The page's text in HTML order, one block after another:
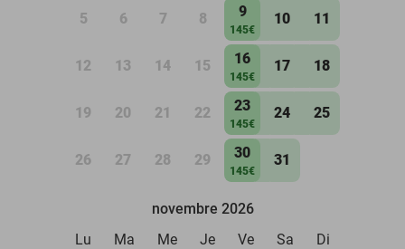
5 6 7 8 9
145€
10 11
12 13 14 15 16
145€
17 18
19 20 21 22 23
145€
24 25
26 27 28 29 30
145€
31
novembre 2026
Lu
Ma Me Je Ve Sa Di